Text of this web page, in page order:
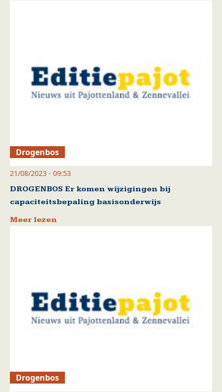
Drogenbos
21/08/2023 - 09:53
DROGENBOS Er komen wijzigingen bij
capaciteitsbepaling basisonderwijs
Meer lezen
Drogenbos